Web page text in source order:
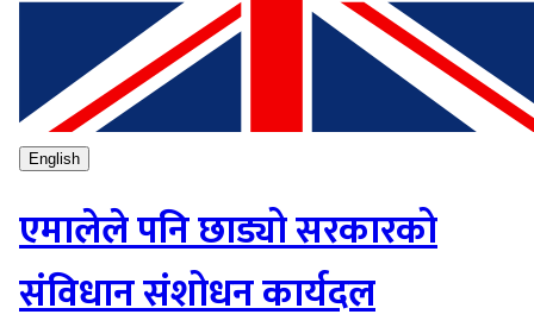
English
एमालेले पनि छाड्यो सरकारको
संविधान संशोधन कार्यदल